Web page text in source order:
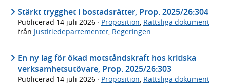
Stärkt trygghet i bostadsrätter, Prop. 2025/26:304
Publicerad 14 juli 2026 · Proposition, Rättsliga dokument
från Justitiedepartementet, Regeringen
En ny lag för ökad motståndskraft hos kritiska
verksamhetsutövare, Prop. 2025/26:303
Publicerad 14 juli 2026 · Proposition Rättsliga dokument